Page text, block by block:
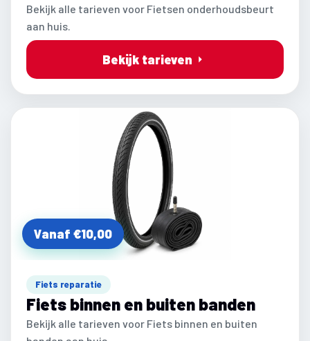
Bekijk alle tarieven voor Fietsen onderhoudsbeurt
aan huis.
Bekijk tarieven
Vanaf €10,00
Fiets reparatie
Fiets binnen en buiten banden
Bekijk alle tarieven voor Fiets binnen en buiten